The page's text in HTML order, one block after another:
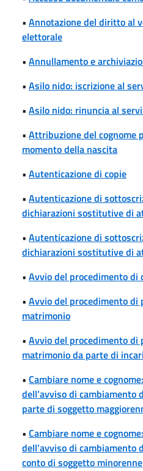
• Annotazione del diritto al
elettorale
• Annullamento e
• Asilo nido: iscrizione al
• Asilo nido: rinuncia al
• Attribuzione del cognome
momento della nascita
• Autenticazione di copie
• Autenticazione di
dichiarazioni sostitutive di
• Autenticazione di
dichiarazioni sostitutive di
• Avvio del procedimento di
• Avvio del procedimento di
matrimonio
• Avvio del procedimento di
matrimonio da parte di
• Cambiare nome e
dell’avviso di cambiamento
parte di soggetto
• Cambiare nome e
dell’avviso di cambiamento
conto di soggetto minorenne